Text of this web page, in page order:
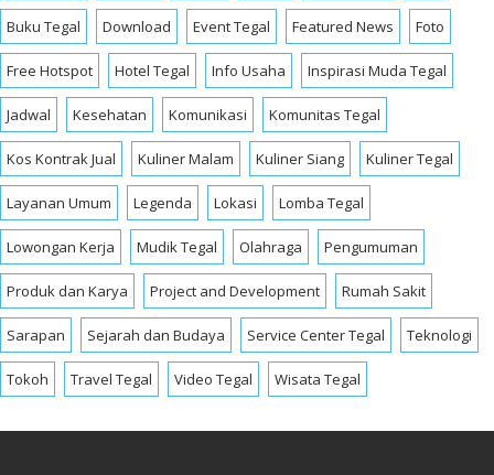
Buku Tegal Download Event Tegal Featured News Foto
Free Hotspot Hotel Tegal Info Usaha Inspirasi Muda Tegal
Jadwal Kesehatan Komunikasi Komunitas Tegal
Kos Kontrak Jual Kuliner Malam Kuliner Siang Kuliner Tegal
Layanan Umum Legenda Lokasi Lomba Tegal
Lowongan Kerja Mudik Tegal Olahraga Pengumuman
Produk dan Karya Project and Development Rumah Sakit
Sarapan Sejarah dan Budaya Service Center Tegal Teknologi
Tokoh Travel Tegal Video Tegal Wisata Tegal